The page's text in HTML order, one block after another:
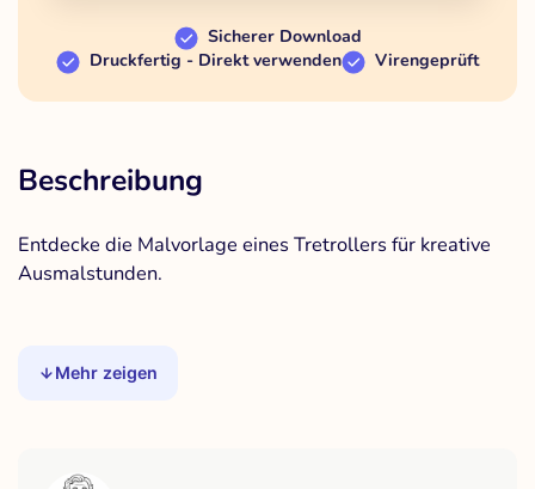
Sicherer Download
Druckfertig - Direkt verwenden
Virengeprüft
Beschreibung
Entdecke die Malvorlage eines Tretrollers für kreative
Ausmalstunden.
Mehr zeigen